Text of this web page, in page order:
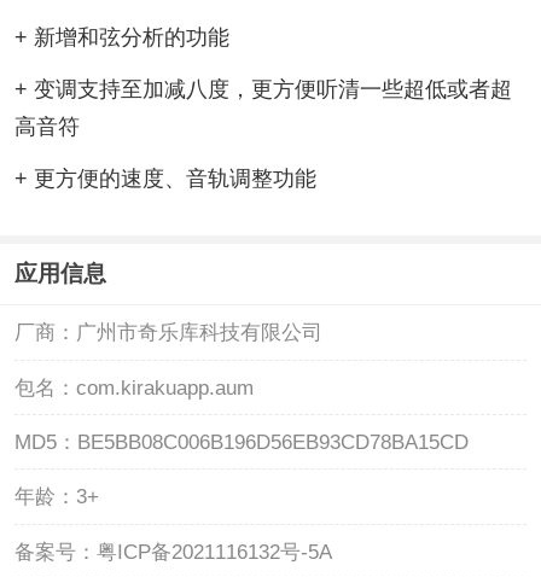
+ 新增和弦分析的功能
+ 变调支持至加减八度，更方便听清一些超低或者超
高音符
+ 更方便的速度、音轨调整功能
应用信息
厂商： 广州市奇乐库科技有限公司
包名： com.kirakuapp.aum
MD5： BE5BB08C006B196D56EB93CD78BA15CD
年龄： 3+
备案号： 粤ICP备2021116132号-5A